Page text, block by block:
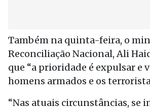
Também na quinta-feira, o
Reconciliação Nacional, Ali
que “a prioridade é expulsar e
homens armados e os
“Nas atuais circunstâncias, se